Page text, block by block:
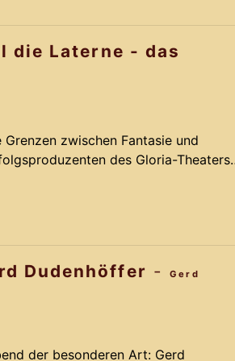
die Laterne - das
zwischen Fantasie und
des Gloria-Theaters
des Musical LICHTERLOH
und seinem Team ein Remake,
Dudenhöffer -
Gerd
der besonderen Art: Gerd